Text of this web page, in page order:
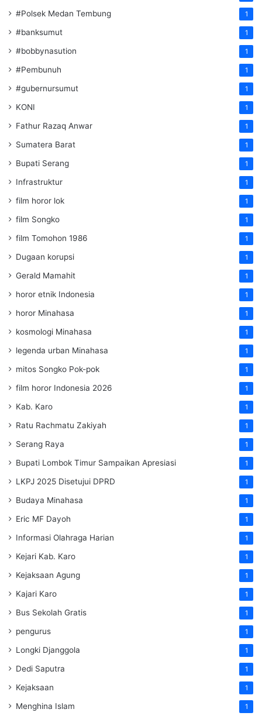
#Polsek Medan Tembung 1
#banksumut 1
#bobbynasution 1
#Pembunuh 1
#gubernursumut 1
KONI 1
Fathur Razaq Anwar 1
Sumatera Barat 1
Bupati Serang 1
Infrastruktur 1
film horor lok 1
film Songko 1
film Tomohon 1986 1
Dugaan korupsi 1
Gerald Mamahit 1
horor etnik Indonesia 1
horor Minahasa 1
kosmologi Minahasa 1
legenda urban Minahasa 1
mitos Songko Pok-pok 1
film horor Indonesia 2026 1
Kab. Karo 1
Ratu Rachmatu Zakiyah 1
Serang Raya 1
Bupati Lombok Timur Sampaikan Apresiasi 1
LKPJ 2025 Disetujui DPRD 1
Budaya Minahasa 1
Eric MF Dayoh 1
Informasi Olahraga Harian 1
Kejari Kab. Karo 1
Kejaksaan Agung 1
Kajari Karo 1
Bus Sekolah Gratis 1
pengurus 1
Longki Djanggola 1
Dedi Saputra 1
Kejaksaan 1
Menghina Islam 1